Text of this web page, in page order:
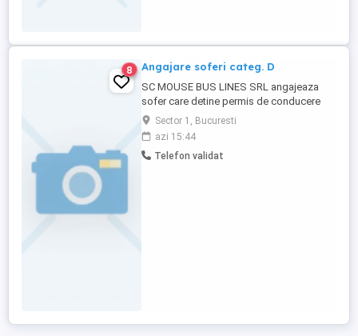
8 Angajare soferi categ. D
SC MOUSE BUS LINES SRL angajeaza
sofer care detine permis de conducere
categoria D din Bucuresti, pentru transport
de salariati in regim de conventii.
Sector 1, Bucuresti
azi 15:44
Telefon validat